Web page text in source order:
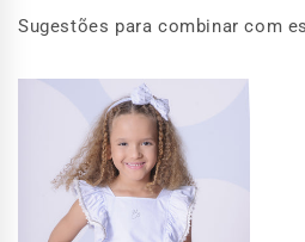
Sugestões para combinar com